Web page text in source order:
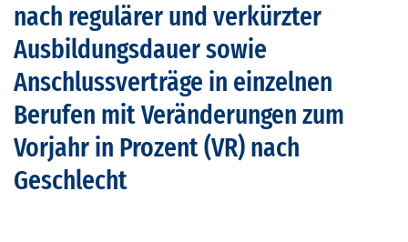
nach regulärer und verkürzter
Ausbildungsdauer sowie
Anschlussverträge in einzelnen
Berufen mit Veränderungen zum
Vorjahr in Prozent (VR) nach
Geschlecht